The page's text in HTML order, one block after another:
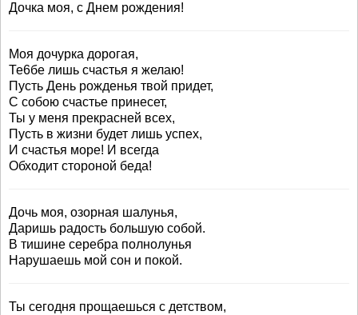
Дочка моя, с Днем рождения!
Моя дочурка дорогая,
Те6бе лишь счастья я желаю!
Пусть День рожденья твой придет,
С собою счастье принесет,
Ты у меня прекрасней всех,
Пусть в жизни будет лишь успех,
И счастья море! И всегда
Обходит стороной беда!
Дочь моя, озорная шалунья,
Даришь радость большую собой.
В тишине серебра полнолунья
Нарушаешь мой сон и покой.
Ты сегодня прощаешься с детством,